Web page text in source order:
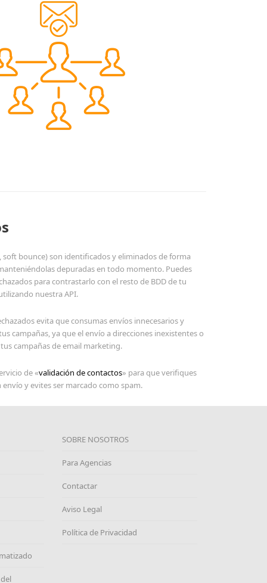
soft bounce) son identificados y eliminados de forma
depuradas en todo momento. Puedes
para contrastarlo con el resto de BDD de tu
nuestra API.
evita que consumas envíos innecesarios y
campañas, ya que el envío a direcciones inexistentes o
campañas de email marketing.
de «validación de contactos» para que verifiques
y evites ser marcado como spam.
SOBRE NOSOTROS
Para Agencias
Contactar
Aviso Legal
Política de Privacidad